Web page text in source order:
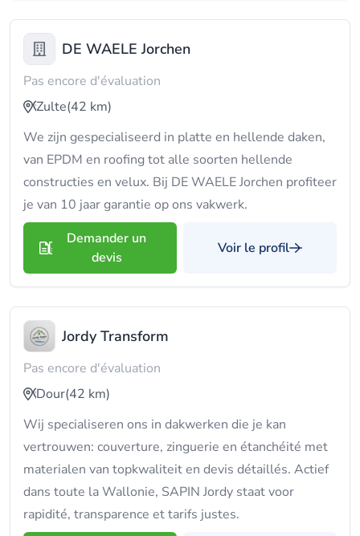
DE WAELE Jorchen
Pas encore d'évaluation
Zulte(42 km)
We zijn gespecialiseerd in platte en hellende daken,
van EPDM en roofing tot alle soorten hellende
constructies en velux. Bij DE WAELE Jorchen profiteer
je van 10 jaar garantie op ons vakwerk.
Demander un
devis
Voir le profil
Jordy Transform
Pas encore d'évaluation
Dour(42 km)
Wij specialiseren ons in dakwerken die je kan
vertrouwen: couverture, zinguerie en étanchéité met
materialen van topkwaliteit en devis détaillés. Actief
dans toute la Wallonie, SAPIN Jordy staat voor
rapidité, transparence et tarifs justes.